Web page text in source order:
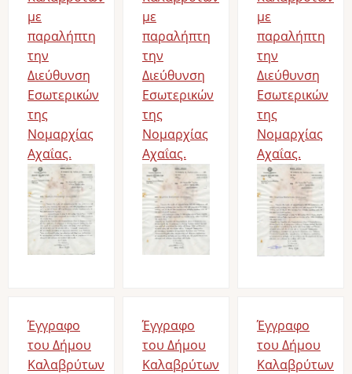
με
παραλήπτη
την
Διεύθυνση
Εσωτερικών
της
Νομαρχίας
Αχαΐας.
με
παραλήπτη
την
Διεύθυνση
Εσωτερικών
της
Νομαρχίας
Αχαΐας.
με
παραλήπτη
την
Διεύθυνση
Εσωτερικών
της
Νομαρχίας
Αχαΐας.
Έγγραφο
του Δήμου
Καλαβρύτων
Έγγραφο
του Δήμου
Καλαβρύτων
Έγγραφο
του Δήμου
Καλαβρύτων